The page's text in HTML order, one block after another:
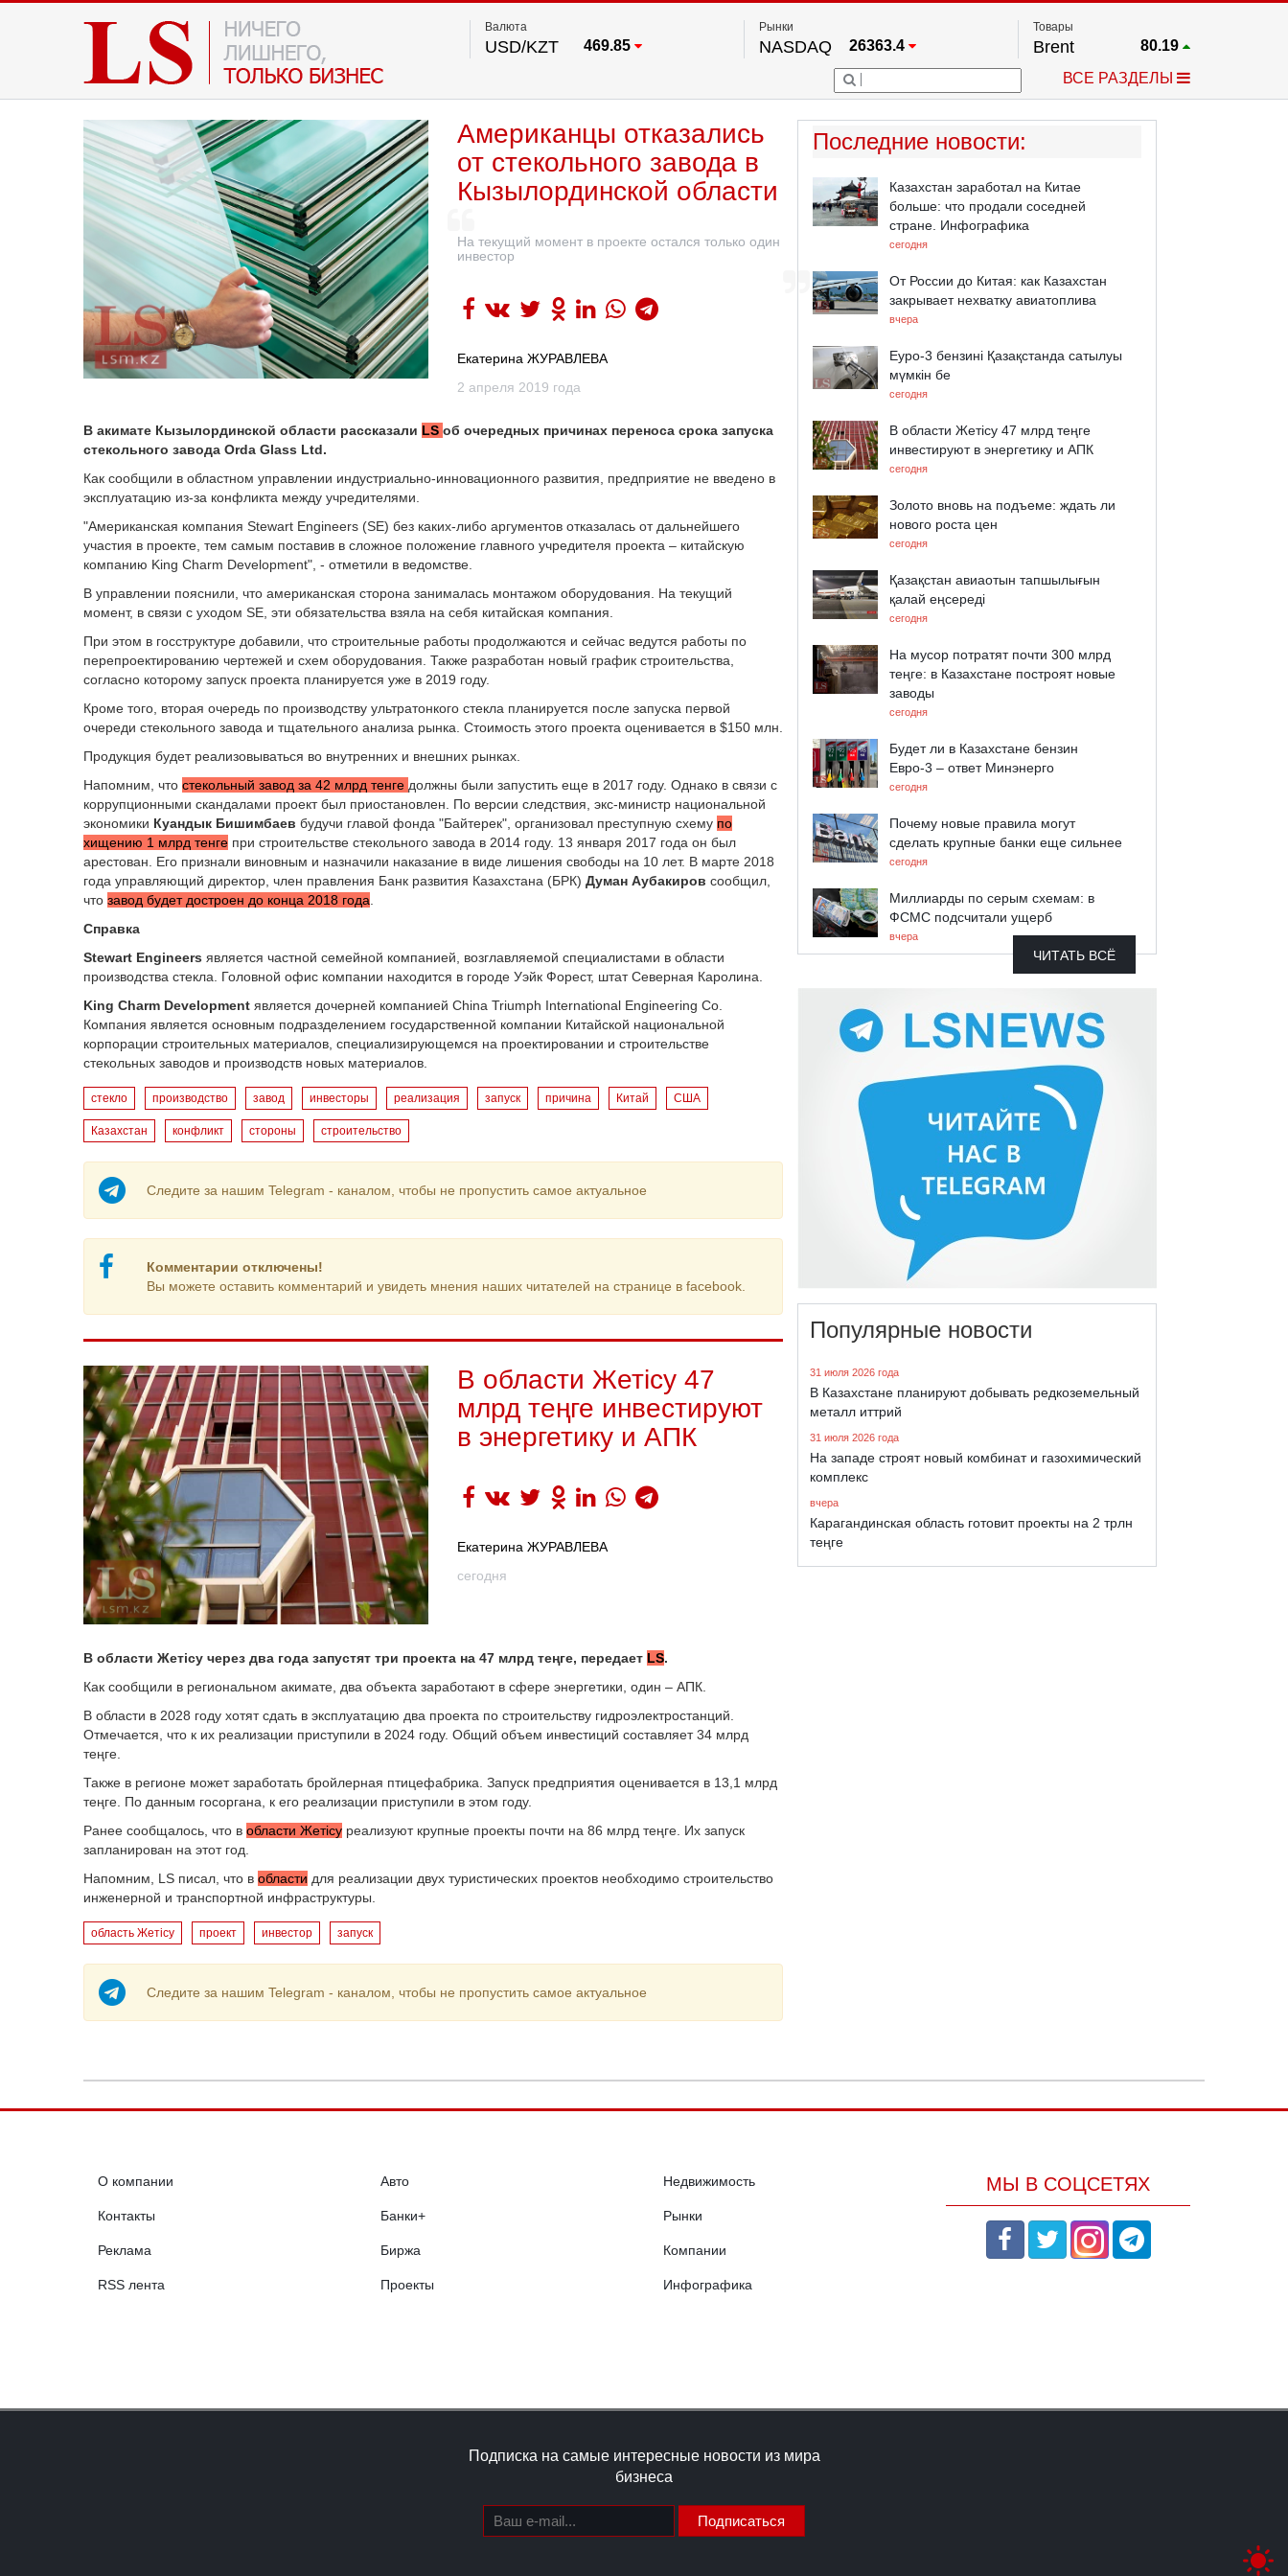
Валюта
USD/KZT 469.85
Рынки
NASDAQ 26363.4
FTSE 100 67.17
54349.1
S&P 500
24513.8
Товары
Brent 80.19
Платина
2.667
ВСЕ РАЗДЕЛЫ
Американцы отказались
от стекольного завода в
Кызылординской области
На текущий момент в проекте остался только один
инвестор
Екатерина ЖУРАВЛЕВА
2 апреля 2019 года
В акимате Кызылординской области рассказали LS об очередных причинах переноса срока запуска
стекольного завода Orda Glass Ltd.
Как сообщили в областном управлении индустриально-инновационного развития, предприятие не введено в
эксплуатацию из-за конфликта между учредителями.
"Американская компания Stewart Engineers (SE) без каких-либо аргументов отказалась от дальнейшего
участия в проекте, тем самым поставив в сложное положение главного учредителя проекта – китайскую
компанию King Charm Development", - отметили в ведомстве.
В управлении пояснили, что американская сторона занималась монтажом оборудования. На текущий
момент, в связи с уходом SE, эти обязательства взяла на себя китайская компания.
При этом в госструктуре добавили, что строительные работы продолжаются и сейчас ведутся работы по
перепроектированию чертежей и схем оборудования. Также разработан новый график строительства,
согласно которому запуск проекта планируется уже в 2019 году.
Кроме того, вторая очередь по производству ультратонкого стекла планируется после запуска первой
очереди стекольного завода и тщательного анализа рынка. Стоимость этого проекта оценивается в $150 млн.
Продукция будет реализовываться во внутренних и внешних рынках.
Напомним, что стекольный завод за 42 млрд тенге должны были запустить еще в 2017 году. Однако в связи с
коррупционными скандалами проект был приостановлен. По версии следствия, экс-министр национальной
экономики Куандык Бишимбаев будучи главой фонда "Байтерек", организовал преступную схему по
хищению 1 млрд тенге при строительстве стекольного завода в 2014 году. 13 января 2017 года он был
арестован. Его признали виновным и назначили наказание в виде лишения свободы на 10 лет. В марте 2018
года управляющий директор, член правления Банк развития Казахстана (БРК) Думан Аубакиров сообщил,
что завод будет достроен до конца 2018 года
Справка
Stewart Engineers является частной семейной компанией, возглавляемой специалистами в области
производства стекла. Головной офис компании находится в городе Уэйк Форест, штат Северная Каролина.
King Charm Development является дочерней компанией China Triumph International Engineering Co.
Компания является основным подразделением государственной компании Китайской национальной
корпорации строительных материалов, специализирующемся на проектировании и строительстве
стекольных заводов и производств новых материалов.
стекло производство завод инвесторы реализация запуск причина Китай США
Казахстан конфликт стороны строительство
Следите за нашим Telegram - каналом, чтобы не пропустить самое актуальное
Комментарии отключены!
Вы можете оставить комментарий и увидеть мнения наших читателей на странице в facebook.
В области Жетісу 47
млрд теңге инвестируют
в энергетику и АПК
Екатерина ЖУРАВЛЕВА
сегодня
В области Жетісу через два года запустят три проекта на 47 млрд теңге, передает LS.
Как сообщили в региональном акимате, два объекта заработают в сфере энергетики, один – АПК.
В области в 2028 году хотят сдать в эксплуатацию два проекта по строительству гидроэлектростанций.
Отмечается, что к их реализации приступили в 2024 году. Общий объем инвестиций составляет 34 млрд
теңге.
Также в регионе может заработать бройлерная птицефабрика. Запуск предприятия оценивается в 13,1 млрд
теңге. По данным госоргана, к его реализации приступили в этом году.
Ранее сообщалось, что в области Жетісу реализуют крупные проекты почти на 86 млрд теңге. Их запуск
запланирован на этот год.
Напомним, LS писал, что в области для реализации двух туристических проектов необходимо строительство
инженерной и транспортной инфраструктуры.
область Жетісу проект инвестор запуск
Следите за нашим Telegram - каналом, чтобы не пропустить самое актуальное
Последние новости:
Казахстан заработал на Китае
больше: что продали соседней
стране. Инфографика
сегодня
От России до Китая: как Казахстан
закрывает нехватку авиатоплива
вчера
Еуро-3 бензині Қазақстанда сатылуы
мүмкін бе
сегодня
В области Жетісу 47 млрд теңге
инвестируют в энергетику и АПК
сегодня
Золото вновь на подъеме: ждать ли
нового роста цен
сегодня
Қазақстан авиаотын тапшылығын
қалай еңсереді
сегодня
На мусор потратят почти 300 млрд
теңге: в Казахстане построят новые
заводы
сегодня
Будет ли в Казахстане бензин
Евро-3 – ответ Минэнерго
сегодня
Почему новые правила могут
сделать крупные банки еще сильнее
сегодня
Миллиарды по серым схемам: в
ФСМС подсчитали ущерб
вчера
ЧИТАТЬ ВСЁ
Популярные новости
31 июля 2026 года
В Казахстане планируют добывать редкоземельный
металл иттрий
31 июля 2026 года
На западе строят новый комбинат и газохимический
комплекс
вчера
Карагандинская область готовит проекты на 2 трлн
теңге
О компании
Контакты
Реклама
RSS лента
Авто
Банки+
Биржа
Проекты
Недвижимость
Рынки
Компании
Инфографика
МЫ В СОЦСЕТЯХ
Подписка на самые интересные новости из мира
бизнеса
Подписаться